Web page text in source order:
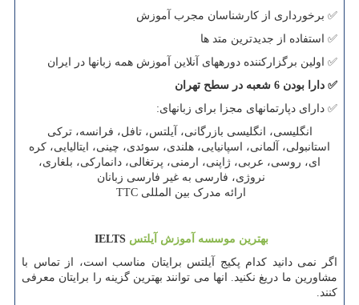
✅ برخورداری از کارشناسان مجرب آموزش
✅ استفاده از جدیدترین متد ها
✅ اولین برگزارکننده دوره­های آنلاین آموزش همه زبانها در ایران
✅ دارا بودن 6 شعبه در سطح تهران
✅ دارای دپارتمانهای مجزا برای زبانهای:
انگلیسی، انگلیسی بازرگانی، آیلتس، تافل، فرانسه، ترکی
استانبولی، آلمانی، اسپانیایی، هلندی، سوئدی، چینی، ایتالیایی، کره
ای، روسی، عربی، ژاپنی، ارمنی، پرتغالی، دانمارکی، بلغاری،
نروژی، فارسی به غیر فارسی زبانان
ارائه مدرک بین المللی TTC
بهترین موسسه آموزش آیلتس IELTS
اگر نمی دانید کدام پکیج آیلتس برایتان مناسب است، از تماس با
مشاورین ما دریغ نکنید. انها می توانند بهترین گزینه را برایتان معرفی
کنند